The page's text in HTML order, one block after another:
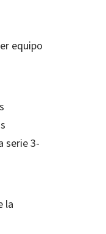
equipo
serie 3-
la